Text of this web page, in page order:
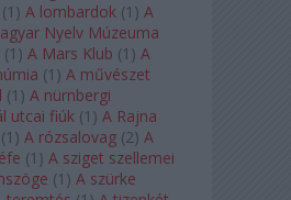
(1 ) A lombardok (1 ) A
Nyelv Múzeuma
(1 ) A Mars Klub (1 ) A
(1 ) A művészet
(1 ) A nürnbergi
utcai fiúk (1 ) A Rajna
(1 ) A rózsalovag (2) A
(1 ) A sziget szellemei
(1 ) A szürke